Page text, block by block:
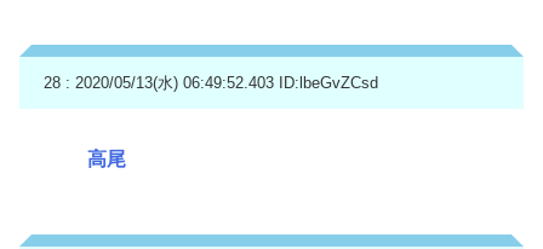
28 : 2020/05/13(水) 06:49:52.403 ID:lbeGvZCsd
高尾